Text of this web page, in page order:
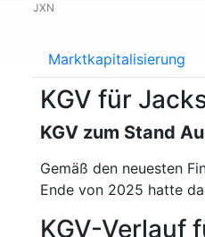
JXN
Marktkapitalisierung
KGV für
KGV zum Stand
Gemäß den neuesten
Ende von 2025 hatte
KGV-Verlauf